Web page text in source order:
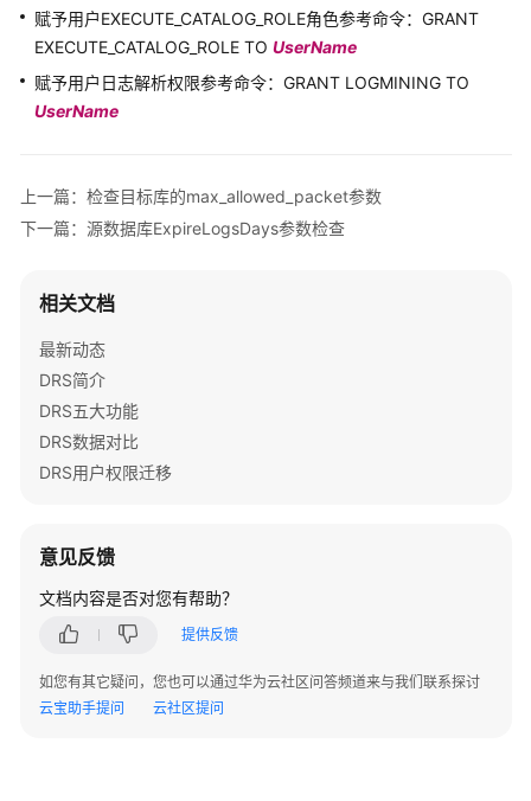
入
门
用
户
最
践
安
全
白
皮
书
参
考
SDK
考
赋予用户EXECUTE_CATALOG_ROLE角色参考命令：GRANT
EXECUTE_CATALOG_ROLE TO UserName
赋予用户日志解析权限参考命令：GRANT LOGMINING TO
UserName
上一篇：检查目标库的max_allowed_packet参数
下一篇：源数据库ExpireLogsDays参数检查
相关文档
最新动态
DRS简介
DRS五大功能
DRS数据对比
DRS用户权限迁移
意见反馈
文档内容是否对您有帮助？
提供反馈
如您有其它疑问，您也可以通过华为云社区问答频道来与我们联系探讨
云宝助手提问
云社区提问